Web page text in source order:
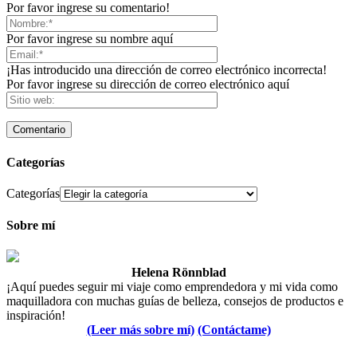
Por favor ingrese su comentario!
Por favor ingrese su nombre aquí
¡Has introducido una dirección de correo electrónico incorrecta!
Por favor ingrese su dirección de correo electrónico aquí
Categorías
Categorías
Sobre mí
Helena Rönnblad
¡Aquí puedes seguir mi viaje como emprendedora y mi vida como
maquilladora con muchas guías de belleza, consejos de productos e
inspiración!
(Leer más sobre mí) (Contáctame)